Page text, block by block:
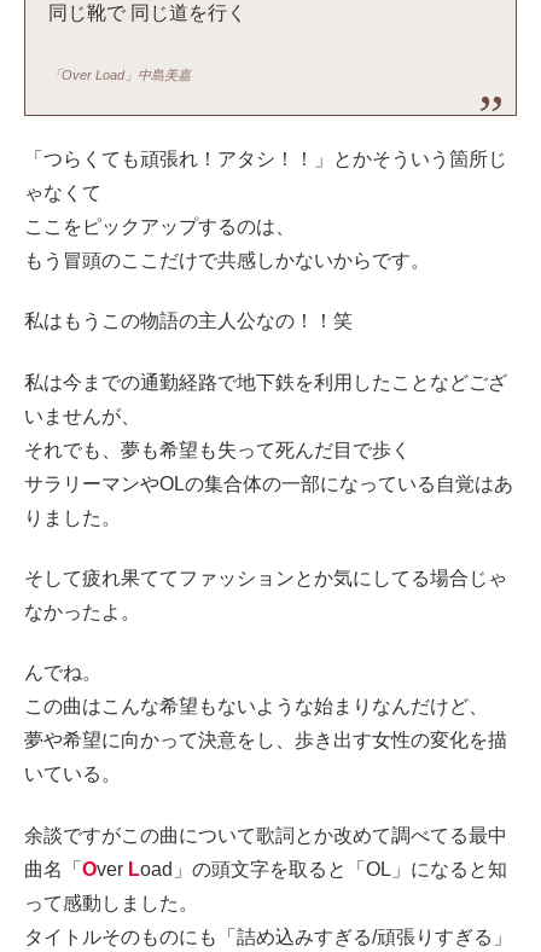
同じ靴で 同じ道を行く
「Over Load」中島美嘉
「つらくても頑張れ！アタシ！！」とかそういう箇所じ
ゃなくて
ここをピックアップするのは、
もう冒頭のここだけで共感しかないからです。
私はもうこの物語の主人公なの！！笑
私は今までの通勤経路で地下鉄を利用したことなどござ
いませんが、
それでも、夢も希望も失って死んだ目で歩く
サラリーマンやOLの集合体の一部になっている自覚はあ
りました。
そして疲れ果ててファッションとか気にしてる場合じゃ
なかったよ。
んでね。
この曲はこんな希望もないような始まりなんだけど、
夢や希望に向かって決意をし、歩き出す女性の変化を描
いている。
余談ですがこの曲について歌詞とか改めて調べてる最中
曲名「 Over Load」の頭文字を取ると「OL」になると知
って感動しました。
タイトルそのものにも「詰め込みすぎる/頑張りすぎる」